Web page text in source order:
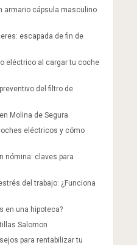
armario cápsula masculino
escapada de fin de
eléctrico al cargar tu coche
del filtro de
Molina de Segura
eléctricos y cómo
nómina: claves para
del trabajo: ¿Funciona
en una hipoteca?
Salomon​
para rentabilizar tu